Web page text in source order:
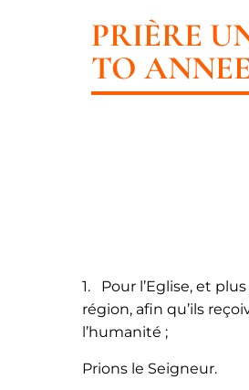
PRIÈRE
TO
1. Pour l’Eglise, et
région, afin qu’ils
l’humanité ;
Prions le Seigneur.